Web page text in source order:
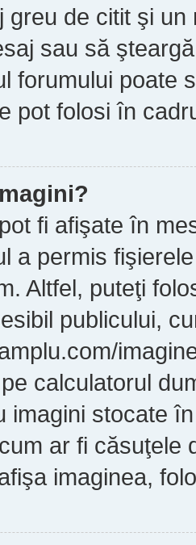
greu de citit şi
sau să
forumului poate
pot folosi în
fi afişate în
a permis
Altfel, puteţi
publicului,
calculatorul
imagini stocate
ar fi căsuţele
imaginea,